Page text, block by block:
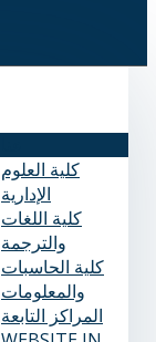
كلية العلوم
الإدارية
كلية اللغات
والترجمة
كلية الحاسبات
والمعلومات
المراكز التابعة